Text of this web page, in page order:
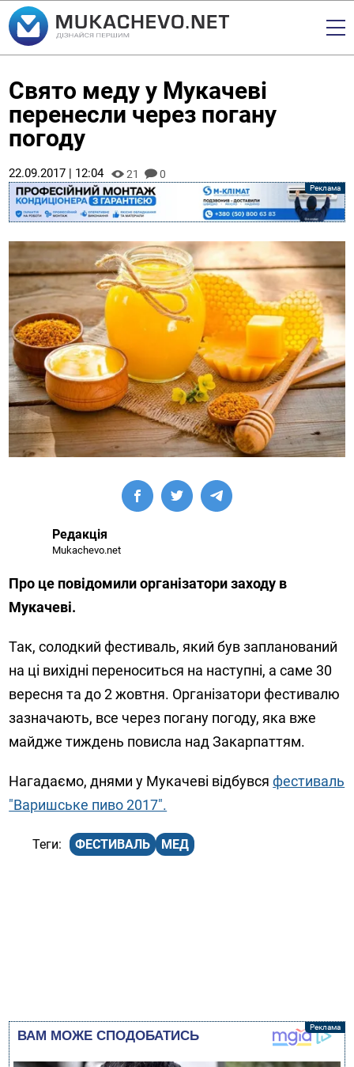
Свято меду у Мукачеві
перенесли через погану
погоду
22.09.2017 | 12:04 21 0
Редакція
Mukachevo.net
Про це повідомили організатори заходу в
Мукачеві.
Так, солодкий фестиваль, який був запланований
на ці вихідні переноситься на наступні, а саме 30
вересня та до 2 жовтня. Організатори фестивалю
зазначають, все через погану погоду, яка вже
майдже тиждень повисла над Закарпаттям.
Нагадаємо, днями у Мукачеві відбувся фестиваль
"Варишське пиво 2017".
ФЕСТИВАЛЬ МЕД